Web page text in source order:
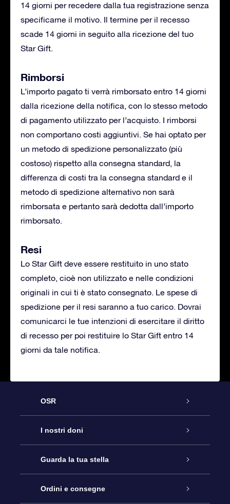
14 giorni per recedere dalla tua registrazione senza
specificarne il motivo. Il termine per il recesso
scade 14 giorni in seguito alla ricezione del tuo
Star Gift.
Rimborsi
L’importo pagato ti verrà rimborsato entro 14 giorni
dalla ricezione della notifica, con lo stesso metodo
di pagamento utilizzato per l’acquisto. I rimborsi
non comportano costi aggiuntivi. Se hai optato per
un metodo di spedizione personalizzato (più
costoso) rispetto alla consegna standard, la
differenza di costi tra la consegna standard e il
metodo di spedizione alternativo non sarà
rimborsata e pertanto sarà dedotta dall’importo
rimborsato.
Resi
Lo Star Gift deve essere restituito in uno stato
completo, cioè non utilizzato e nelle condizioni
originali in cui ti è stato consegnato. Le spese di
spedizione per il resi saranno a tuo carico. Dovrai
comunicarci le tue intenzioni di esercitare il diritto
di recesso per poi restituire lo Star Gift entro 14
giorni da tale notifica.
OSR
Assistenza
Contattaci
Blog
I nostri doni
Online Star Gift
Pacchetto regalo OSR
Guarda la tua stella
Registro stellare
Ordini e consegne